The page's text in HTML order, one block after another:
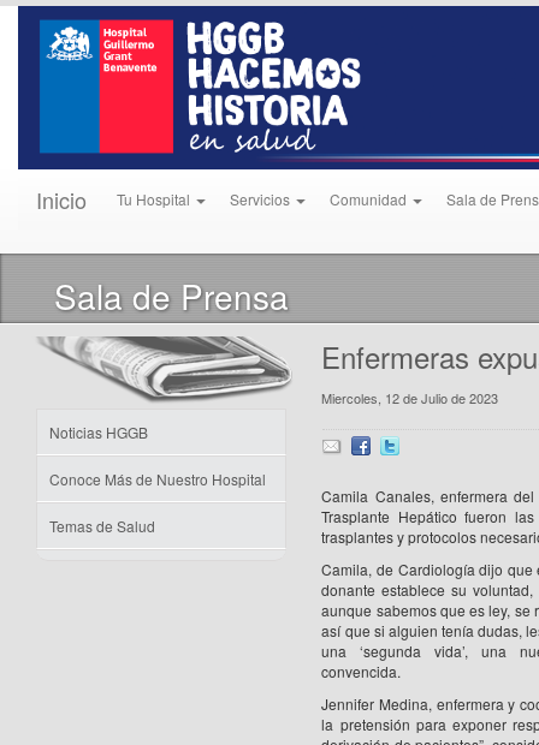
Inicio Tu Hospital Servicios Comunidad Sala de
Sala de Prensa
Noticias HGGB
Conoce Más de Nuestro Hospital
Temas de Salud
Enfermeras
Miercoles, 12 de Julio de 2023
Camila Canales, enfermera
Trasplante Hepático fueron
trasplantes y protocolos
Camila, de Cardiología dijo
donante establece su
aunque sabemos que es ley, se
así que si alguien tenía dudas,
una ‘segunda vida’, una
convencida.
Jennifer Medina, enfermera y
la pretensión para exponer